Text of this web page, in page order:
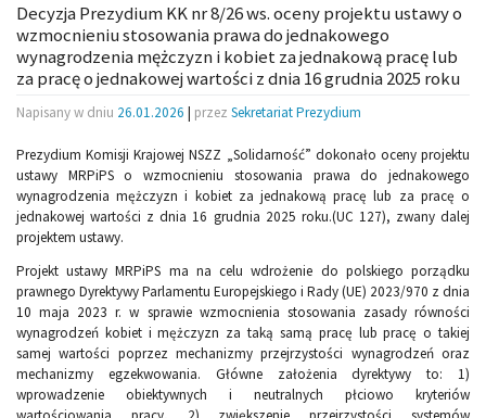
Decyzja Prezydium KK nr 8/26 ws. oceny projektu ustawy o
wzmocnieniu stosowania prawa do jednakowego
wynagrodzenia mężczyzn i kobiet za jednakową pracę lub
za pracę o jednakowej wartości z dnia 16 grudnia 2025 roku
Napisany w dniu 26.01.2026 | przez Sekretariat Prezydium
Prezydium Komisji Krajowej NSZZ „Solidarność” dokonało oceny projektu
ustawy MRPiPS o wzmocnieniu stosowania prawa do jednakowego
wynagrodzenia mężczyzn i kobiet za jednakową pracę lub za pracę o
jednakowej wartości z dnia 16 grudnia 2025 roku.(UC 127), zwany dalej
projektem ustawy.
Projekt ustawy MRPiPS ma na celu wdrożenie do polskiego porządku
prawnego Dyrektywy Parlamentu Europejskiego i Rady (UE) 2023/970 z dnia
10 maja 2023 r. w sprawie wzmocnienia stosowania zasady równości
wynagrodzeń kobiet i mężczyzn za taką samą pracę lub pracę o takiej
samej wartości poprzez mechanizmy przejrzystości wynagrodzeń oraz
mechanizmy egzekwowania. Główne założenia dyrektywy to: 1)
wprowadzenie obiektywnych i neutralnych płciowo kryteriów